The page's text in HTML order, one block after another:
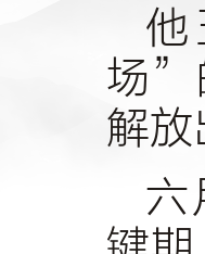
场”
解放
六